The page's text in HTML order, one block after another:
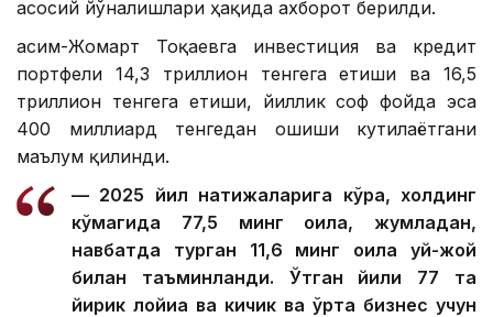
асосий йўналишлари ҳақида ахборот берилди.
Қасим-Жомарт Тоқаевга инвестиция ва кредит
портфели 14,3 триллион тенгега етиши ва 16,5
триллион тенгега етиши, йиллик соф фойда эса
400 миллиард тенгедан ошиши кутилаётгани
маълум қилинди.
— 2025 йил натижаларига кўра, холдинг
кўмагида 77,5 минг оила, жумладан,
навбатда турган 11,6 минг оила уй-жой
билан таъминланди. Ўтган йили 77 та
йирик лойиҳа ва кичик ва ўрта бизнес учун